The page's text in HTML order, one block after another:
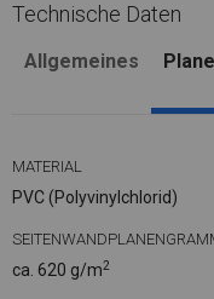
Technische Daten
Allgemeines Plane
MATERIAL
PVC (Polyvinylchlorid)
ca. 620 g/m2